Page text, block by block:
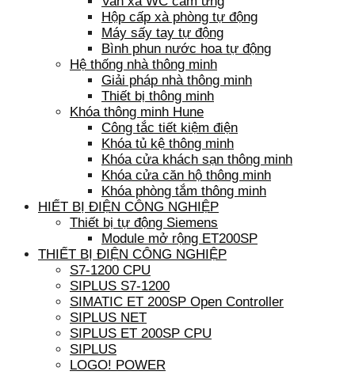
Hộp cấp xà phòng tự động
Máy sấy tay tự động
Bình phun nước hoa tự động
Hệ thống nhà thông minh
Giải pháp nhà thông minh
Thiết bị thông minh
Khóa thông minh Hune
Công tắc tiết kiệm điện
Khóa tủ kệ thông minh
Khóa cửa khách sạn thông minh
Khóa cửa căn hộ thông minh
Khóa phòng tắm thông minh
HIẾT BỊ ĐIỆN CÔNG NGHIỆP
Thiết bị tự động Siemens
Module mở rộng ET200SP
THIẾT BỊ ĐIỆN CÔNG NGHIỆP
S7-1200 CPU
SIPLUS S7-1200
SIMATIC ET 200SP Open Controller
SIPLUS NET
SIPLUS ET 200SP CPU
SIPLUS
LOGO! POWER